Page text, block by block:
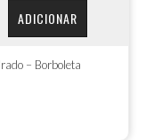
ADICIONAR
– Borboleta